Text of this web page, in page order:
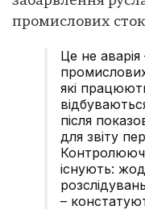
промислових
Це не
які
після
для звіту
існують:
–